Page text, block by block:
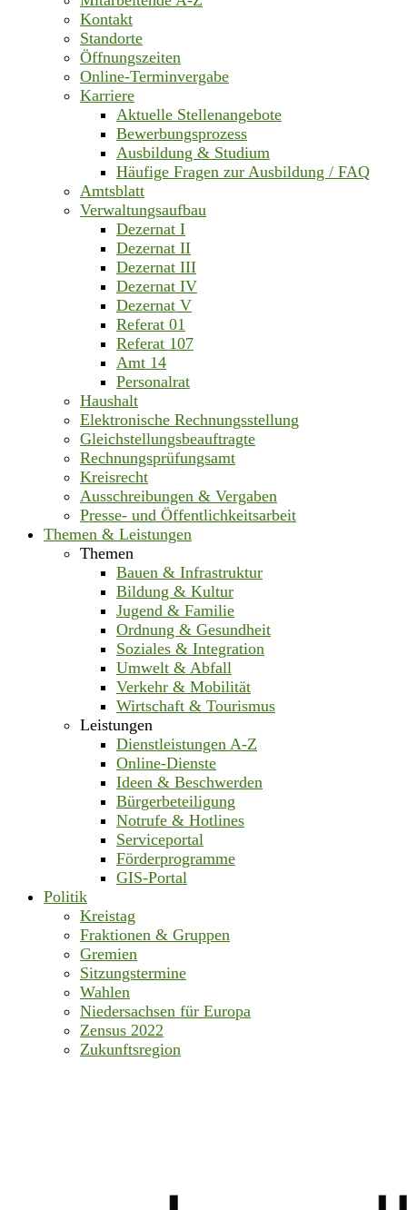
Kontakt
Standorte
Öffnungszeiten
Online-Terminvergabe
Karriere
Aktuelle Stellenangebote
Bewerbungsprozess
Ausbildung & Studium
Häufige Fragen zur Ausbildung / FAQ
Amtsblatt
Verwaltungsaufbau
Dezernat I
Dezernat II
Dezernat III
Dezernat IV
Dezernat V
Referat 01
Referat 107
Amt 14
Personalrat
Haushalt
Elektronische Rechnungsstellung
Gleichstellungsbeauftragte
Rechnungsprüfungsamt
Kreisrecht
Ausschreibungen & Vergaben
Presse- und Öffentlichkeitsarbeit
Themen & Leistungen
Themen
Bauen & Infrastruktur
Bildung & Kultur
Jugend & Familie
Ordnung & Gesundheit
Soziales & Integration
Umwelt & Abfall
Verkehr & Mobilität
Wirtschaft & Tourismus
Leistungen
Dienstleistungen A-Z
Online-Dienste
Ideen & Beschwerden
Bürgerbeteiligung
Notrufe & Hotlines
Serviceportal
Förderprogramme
GIS-Portal
Politik
Kreistag
Fraktionen & Gruppen
Gremien
Sitzungstermine
Wahlen
Niedersachsen für Europa
Zensus 2022
Zukunftsregion